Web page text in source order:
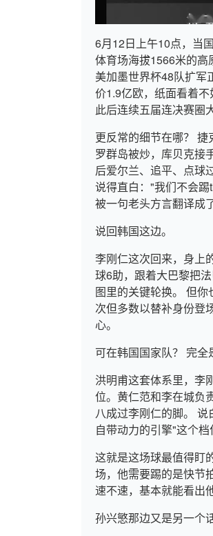
6月12日上午10点，当
体育场海拔1566米的
美加墨世界杯48队扩军
价1.9亿欧，纸面看着
此后连续五届连决赛圈
更反常的细节在哪？
罗群岛被炒，库贝克接
后爱尔兰、追平、点球
说得直白："我们不会
被一句老头方言翻译成
说回韩国这边。
李刚仁这次回来，身
球6助，跟着大巴黎把
图里的关键轮换。 但
次但多数以替补身份登
心。
可在韩国国家队？ 完全
洪明甫这套体系里，李
位。黄仁范和李在城负
八成过李刚仁的脚。
自带动力的引擎"这个档
这就是这场球最值得盯
场，他需要踢的是快节
速不速，基本就能看出
孙兴慜那边又是另一个